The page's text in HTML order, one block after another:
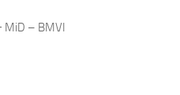
MiD – BMVI